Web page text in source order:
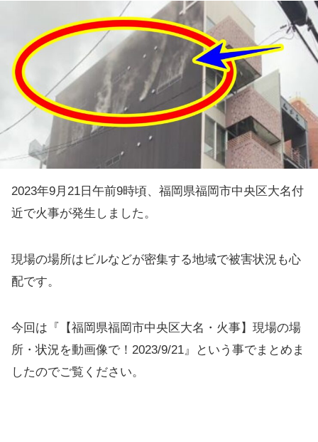
2023年9月21日午前9時頃、福岡県福岡市中央区大名付
近で火事が発生しました。
現場の場所はビルなどが密集する地域で被害状況も心
配です。
今回は『【福岡県福岡市中央区大名・火事】現場の場
所・状況を動画像で！2023/9/21』という事でまとめま
したのでご覧ください。